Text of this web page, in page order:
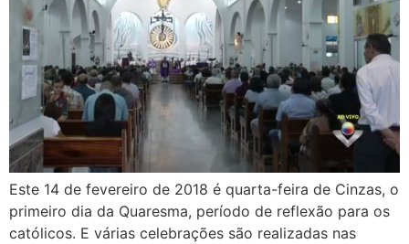
Este 14 de fevereiro de 2018 é quarta-feira de Cinzas, o
primeiro dia da Quaresma, período de reflexão para os
católicos. E várias celebrações são realizadas nas